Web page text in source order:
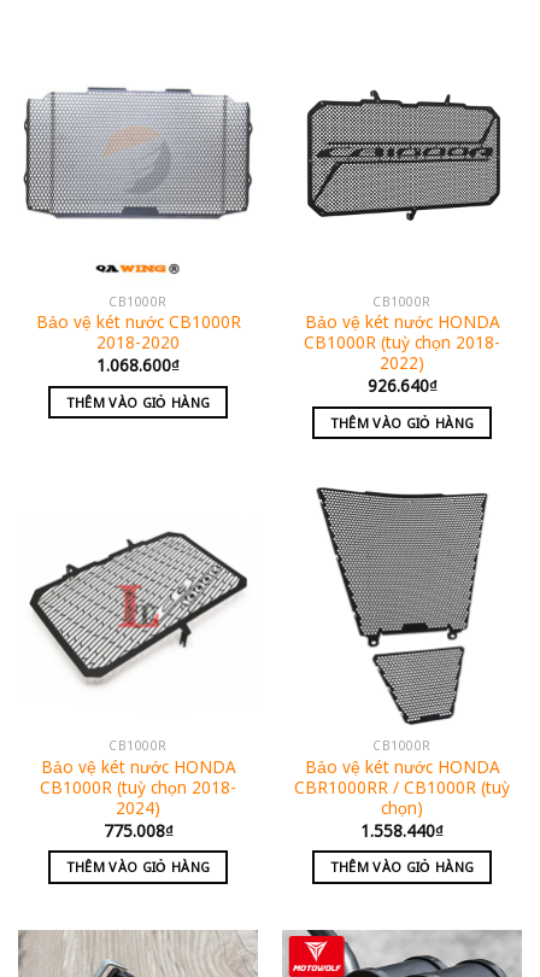
CB1000R
Bảo vệ két nước CB1000R
2018-2020
1.068.600₫
THÊM VÀO GIỎ HÀNG
CB1000R
Bảo vệ két nước HONDA
CB1000R (tuỳ chọn 2018-
2022)
926.640₫
THÊM VÀO GIỎ HÀNG
CB1000R
Bảo vệ két nước HONDA
CB1000R (tuỳ chọn 2018-
2024)
775.008₫
THÊM VÀO GIỎ HÀNG
CB1000R
Bảo vệ két nước HONDA
CBR1000RR / CB1000R (tuỳ
chọn)
1.558.440₫
THÊM VÀO GIỎ HÀNG